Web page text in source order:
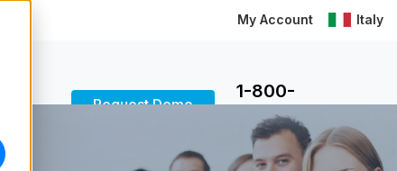
My Account Italy
Request Demo
1-800-
MELISSA